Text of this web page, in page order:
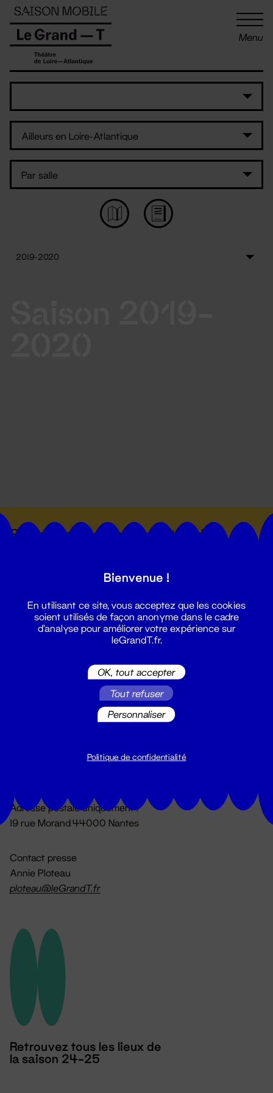
Menu
Suivez toutes les actualités du
Du lundi au vendredi 14h → 18h
Adresse postale uniquement :
19 rue Morand 44000 Nantes
Contact presse
Annie Ploteau
ploteau@leGrandT.fr
Retrouvez tous les lieux de
la saison 24-25
Panneau de gestion des cookies
Bienvenue !
En utilisant ce site, vous acceptez que les cookies
soient utilisés de façon anonyme dans le cadre
d'analyse pour améliorer votre expérience sur
leGrandT.fr.
OK, tout accepter
Tout refuser
Personnaliser
Politique de confidentialité